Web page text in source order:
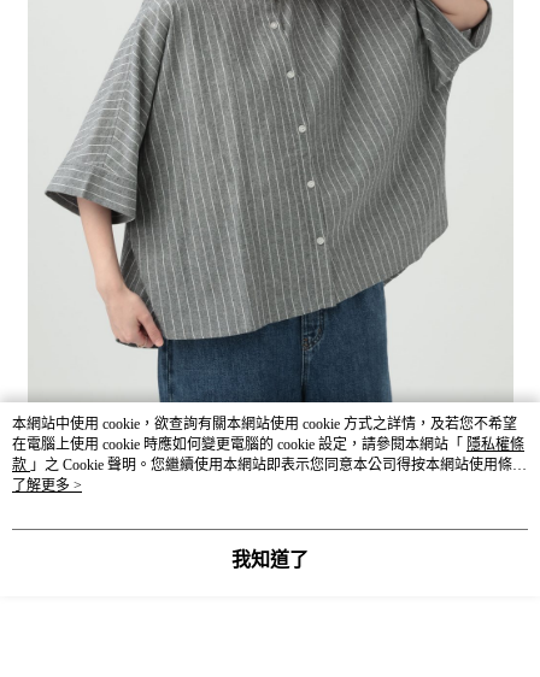
本網站中使用 cookie，欲查詢有關本網站使用 cookie 方式之詳情，及若您不希望
在電腦上使用 cookie 時應如何變更電腦的 cookie 設定，請參閱本網站「 隱私權條
款 」之 Cookie 聲明。您繼續使用本網站即表示您同意本公司得按本網站使用條款
之 Cookie 聲明使用 cookie。
了解更多 >
我知道了